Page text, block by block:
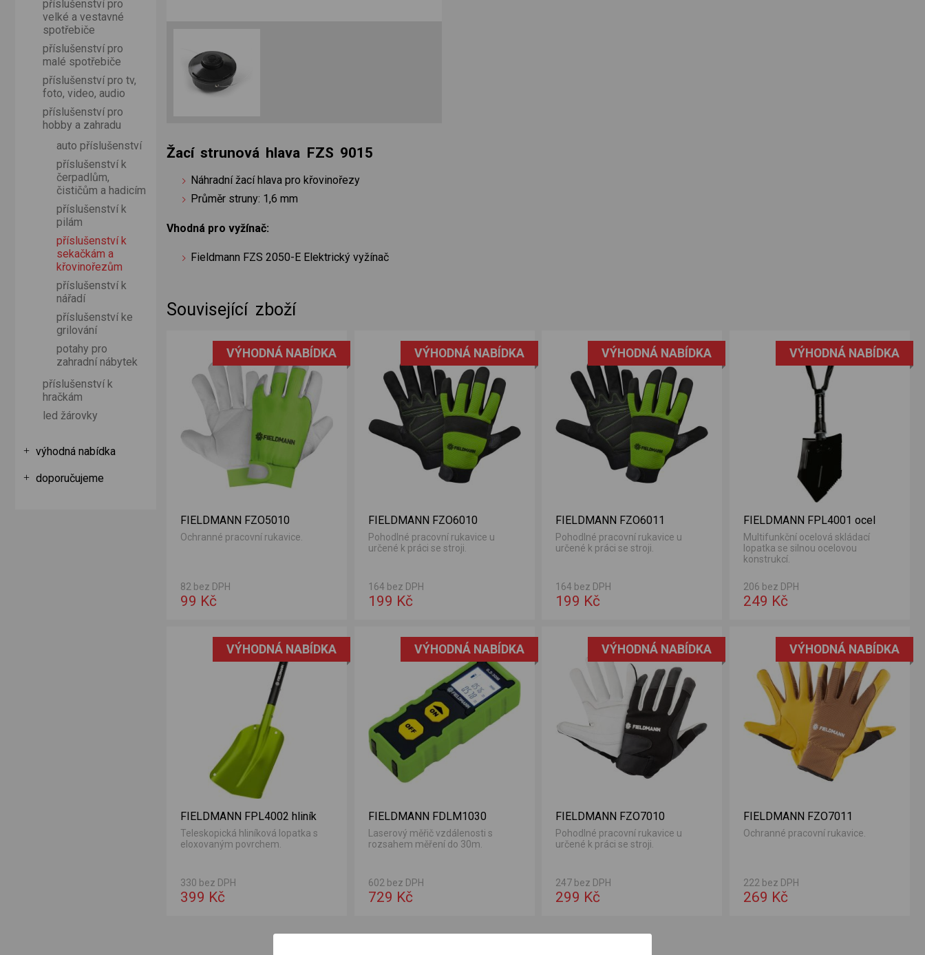
Žací strunová hlava FZS 9015
Náhradní žací hlava pro křovinořezy
Průměr struny: 1,6 mm
Vhodná pro vyžínač:
Fieldmann FZS 2050-E Elektrický vyžínač
Související zboží
VÝHODNÁ NABÍDKA
FIELDMANN FZO5010
Ochranné pracovní rukavice.
82 bez DPH
99 Kč
VÝHODNÁ NABÍDKA
FIELDMANN FZO6010
Pohodlné pracovní rukavice u
určené k práci se stroji.
164 bez DPH
199 Kč
VÝHODNÁ NABÍDKA
FIELDMANN FZO6011
Pohodlné pracovní rukavice u
určené k práci se stroji.
164 bez DPH
199 Kč
VÝHODNÁ NABÍDKA
FIELDMANN FPL4001 ocel
Multifunkční ocelová skládací
lopatka se silnou ocelovou
konstrukcí.
206 bez DPH
249 Kč
VÝHODNÁ NABÍDKA
FIELDMANN FPL4002 hliník
Teleskopická hliníková lopatka s
eloxovaným povrchem.
330 bez DPH
399 Kč
VÝHODNÁ NABÍDKA
FIELDMANN FDLM1030
Laserový měřič vzdálenosti s
rozsahem měření do 30m.
602 bez DPH
729 Kč
VÝHODNÁ NABÍDKA
FIELDMANN FZO7010
Pohodlné pracovní rukavice u
určené k práci se stroji.
247 bez DPH
299 Kč
VÝHODNÁ NABÍDKA
FIELDMANN FZO7011
Ochranné pracovní rukavice.
222 bez DPH
269 Kč
příslušenství pro
velké a vestavné
spotřebiče
příslušenství pro
malé spotřebiče
příslušenství pro tv,
foto, video, audio
příslušenství pro
hobby a zahradu
auto příslušenství
příslušenství k
čerpadlům,
čističům a hadicím
příslušenství k
pilám
příslušenství k
sekačkám a
křovinořezům
příslušenství k
nářadí
příslušenství ke
grilování
potahy pro
zahradní nábytek
příslušenství k
hračkám
led žárovky
výhodná nabídka
doporučujeme